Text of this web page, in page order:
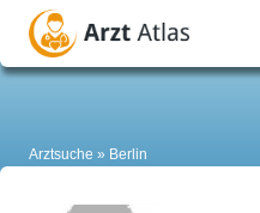
Arztsuche Berlin